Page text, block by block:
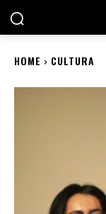
HOME CULTURA